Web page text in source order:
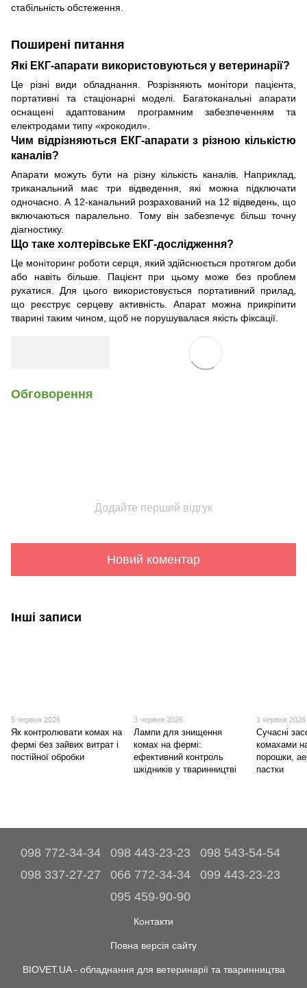
стабільність обстеження.
Поширені питання
Які ЕКГ-апарати використовуються у ветеринарії?
Це різні види обладнання. Розрізняють монітори пацієнта,
портативні та стаціонарні моделі. Багатоканальні апарати
оснащені адаптованим програмним забезпеченням та
електродами типу «крокодил».
Чим відрізняються ЕКГ-апарати з різною кількістю
каналів?
Апарати можуть бути на різну кількість каналів. Наприклад,
триканальний має три відведення, які можна підключати
одночасно. А 12-канальний розрахований на 12 відведень, що
включаються паралельно. Тому він забезпечує більш точну
діагностику.
Що таке холтерівське ЕКГ-дослідження?
Це моніторинг роботи серця, який здійснюється протягом доби
або навіть більше. Пацієнт при цьому може без проблем
рухатися. Для цього використовується портативний прилад,
що реєструє серцеву активність. Апарат можна прикріпити
тварині таким чином, щоб не порушувалася якість фіксації.
Обговорення
Додайте перший відгук
Новий коментар
Інші записи
5 червня 2026
Як контролювати комах на
фермі без зайвих витрат і
постійної обробки
3 червня 2026
Лампи для знищення
комах на фермі:
ефективний контроль
шкідників у тваринництві
1 червня 2026
Сучасні
комахами
порошки,
пастки
098 772-34-34 098 443-23-23
098 543-54-54
098 337-27-27
066 772-34-34
099 443-23-23
095 459-90-90
Контакти
Повна версія сайту
BIOVET.UA - обладнання для ветеринарії та тваринництва